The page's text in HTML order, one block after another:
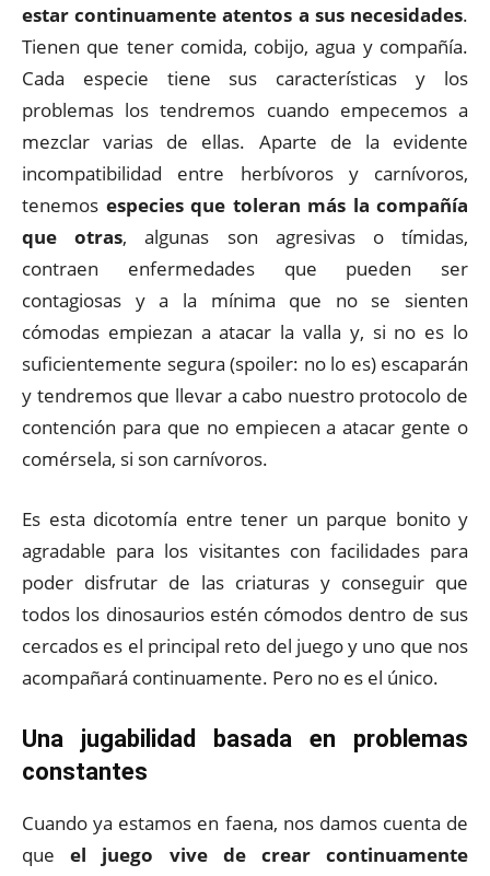
estar continuamente atentos a sus necesidades.
Tienen que tener comida, cobijo, agua y compañía.
Cada especie tiene sus características y los
problemas los tendremos cuando empecemos a
mezclar varias de ellas. Aparte de la evidente
incompatibilidad entre herbívoros y carnívoros,
tenemos especies que toleran más la compañía
que otras, algunas son agresivas o tímidas,
contraen enfermedades que pueden ser
contagiosas y a la mínima que no se sienten
cómodas empiezan a atacar la valla y, si no es lo
suficientemente segura (spoiler: no lo es) escaparán
y tendremos que llevar a cabo nuestro protocolo de
contención para que no empiecen a atacar gente o
comérsela, si son carnívoros.
Es esta dicotomía entre tener un parque bonito y
agradable para los visitantes con facilidades para
poder disfrutar de las criaturas y conseguir que
todos los dinosaurios estén cómodos dentro de sus
cercados es el principal reto del juego y uno que nos
acompañará continuamente. Pero no es el único.
Una jugabilidad basada en problemas
constantes
Cuando ya estamos en faena, nos damos cuenta de
queel juego vive de crear continuamente